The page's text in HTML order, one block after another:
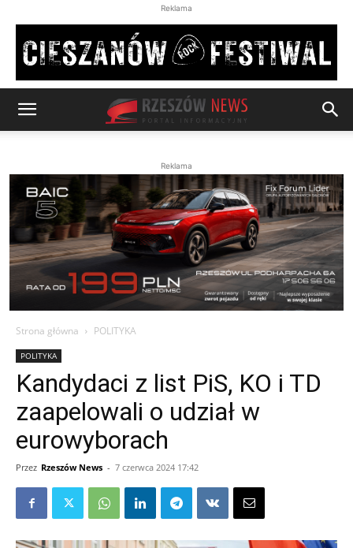
Reklama
Reklama
Strona główna POLITYKA
POLITYKA
Kandydaci z list PiS, KO i TD
zaapelowali o udział w
eurowyborach
Przez Rzeszów News - 7 czerwca 2024 17:42